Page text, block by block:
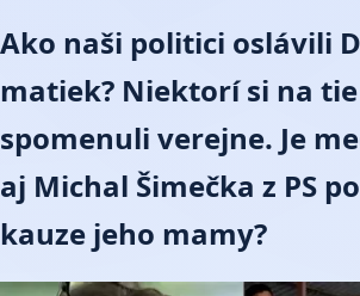
Ako naši politici oslávili
matiek? Niektorí si na
spomenuli verejne. Je
aj Michal Šimečka z PS
kauze jeho mamy?